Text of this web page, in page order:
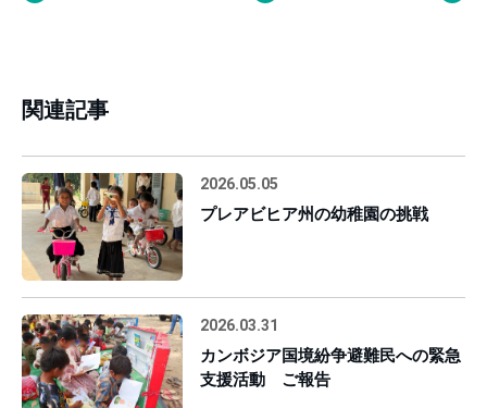
関連記事
2026.05.05
プレアビヒア州の幼稚園の挑戦
2026.03.31
カンボジア国境紛争避難民への緊急
支援活動 ご報告